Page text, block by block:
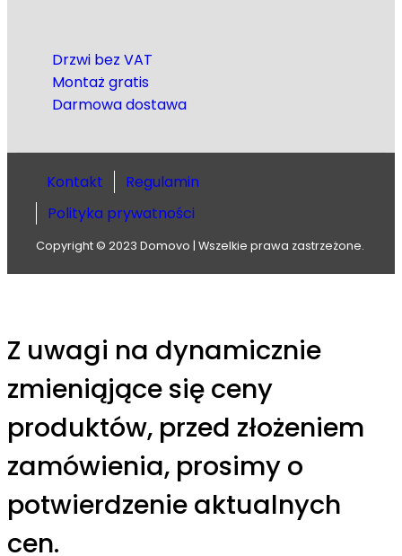
Drzwi bez VAT
Montaż gratis
Darmowa dostawa
Kontakt
Regulamin
Polityka prywatności
Copyright © 2023 Domovo | Wszelkie prawa zastrzeżone.
Z uwagi na dynamicznie
zmieniąjące się ceny
produktów, przed złożeniem
zamówienia, prosimy o
potwierdzenie aktualnych
cen.